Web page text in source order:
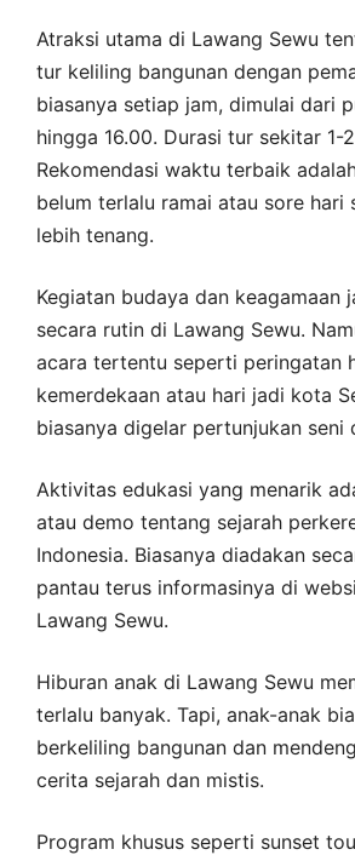
Atraksi utama di Lawang Sewu
tur keliling bangunan dengan
biasanya setiap jam, dimulai dari
hingga 16.00. Durasi tur sekitar 1-
Rekomendasi waktu terbaik
belum terlalu ramai atau sore hari
lebih tenang.
Kegiatan budaya dan keagamaan
secara rutin di Lawang Sewu.
acara tertentu seperti peringatan
kemerdekaan atau hari jadi kota
biasanya digelar pertunjukan seni
Aktivitas edukasi yang menarik
atau demo tentang sejarah
Indonesia. Biasanya diadakan
pantau terus informasinya di
Lawang Sewu.
Hiburan anak di Lawang Sewu
terlalu banyak. Tapi, anak-anak
berkeliling bangunan dan
cerita sejarah dan mistis.
Program khusus seperti sunset